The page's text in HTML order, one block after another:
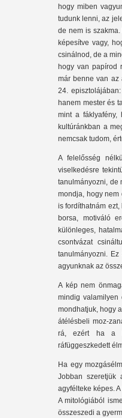
hogy miben
tudunk lenni, az
de nem is
képesítve vagy,
csinálnod, de a
hogy van papírod
már benne van az
24.
hanem mester és
mint a fáklyafény,
kultúránkban a
nemcsak tudom,
A felelősség
viselkedésre
tanulmányozni, de
mondja, hogy nem
is fordíthatnám
borsa, motiváló
különleges,
csontvázat
tanulmányozni.
agyunknak az
A kép nem
mindig valamilyen
mondhatjuk, hogy
átélésbeli moz-
rá, ezért ha a
ráfüggeszkedett
Ha egy
Jobban szeretjük
agyfélteke képes.
A mitológiából
összeszedi a